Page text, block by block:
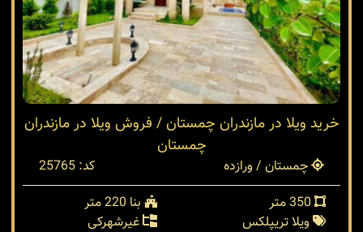
خرید ویلا در مازندران چمستان / فروش ویلا در مازندران
چمستان
چمستان / ورازده
کد: 25765
بنا 220 متر
ویلا تریپلکس
غیرشهرکی